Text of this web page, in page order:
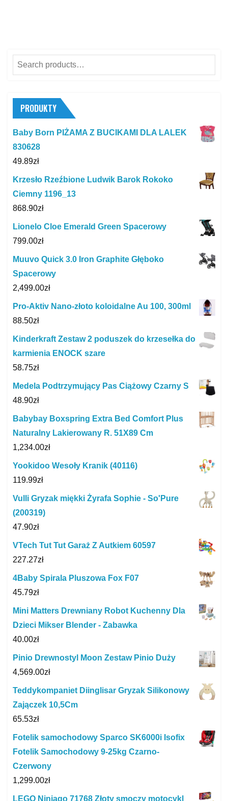
Search
for:
PRODUKTY
Baby Born PIŻAMA Z BUCIKAMI DLA LALEK
830628
49.89zł
Krzesło Rzeźbione Ludwik Barok Rokoko
Ciemny 1196_13
868.90zł
Lionelo Cloe Emerald Green Spacerowy
799.00zł
Muuvo Quick 3.0 Iron Graphite Głęboko
Spacerowy
2,499.00zł
Pro-Aktiv Nano-złoto koloidalne Au 100, 300ml
88.50zł
Kinderkraft Zestaw 2 poduszek do krzesełka do
karmienia ENOCK szare
58.75zł
Medela Podtrzymujący Pas Ciążowy Czarny S
48.90zł
Babybay Boxspring Extra Bed Comfort Plus
Naturalny Lakierowany R. 51X89 Cm
1,234.00zł
Yookidoo Wesoły Kranik (40116)
119.99zł
Vulli Gryzak miękki Żyrafa Sophie - So'Pure
(200319)
47.90zł
VTech Tut Tut Garaż Z Autkiem 60597
227.27zł
4Baby Spirala Pluszowa Fox F07
45.79zł
Mini Matters Drewniany Robot Kuchenny Dla
Dzieci Mikser Blender - Zabawka
40.00zł
Pinio Drewnostyl Moon Zestaw Pinio Duży
4,569.00zł
Teddykompaniet Diinglisar Gryzak Silikonowy
Zajączek 10,5Cm
65.53zł
Fotelik samochodowy Sparco SK6000i Isofix
Fotelik Samochodowy 9-25kg Czarno-
Czerwony
1,299.00zł
LEGO Ninjago 71768 Złoty smoczy motocykl